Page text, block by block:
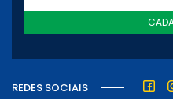
REDES SOCIAIS